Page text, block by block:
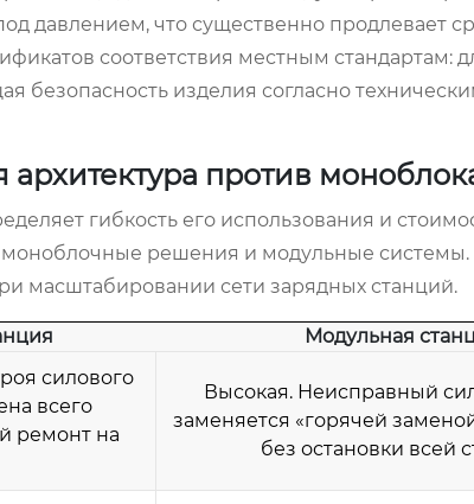
давлением, что существенно продлевает
соответствия местным стандартам:
безопасность изделия согласно
против
гибкость его использования и
решения и модульные
масштабировании сети зарядных станций.
Модульная
силового
всего
ремонт на
Высокая. Неисправный
заменяется «горячей
без остановки всей